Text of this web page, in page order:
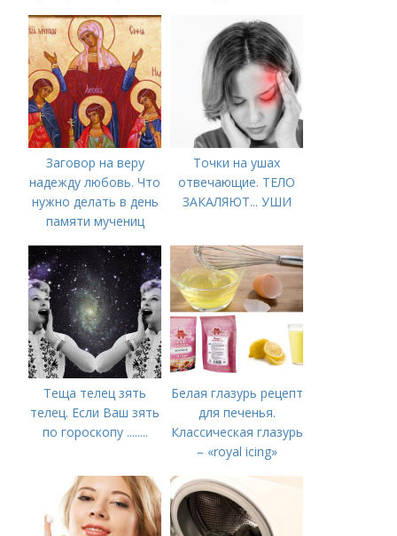
Заговор на веру
надежду любовь. Что
нужно делать в день
памяти мучениц
Любови и матери их
Софии 30 сентября
2022 года
Точки на ушах
отвечающие. ТЕЛО
ЗАКАЛЯЮТ... УШИ
Теща телец зять
телец. Если Ваш зять
по гороскопу ........
Белая глазурь рецепт
для печенья.
Классическая глазурь
– «royal icing»